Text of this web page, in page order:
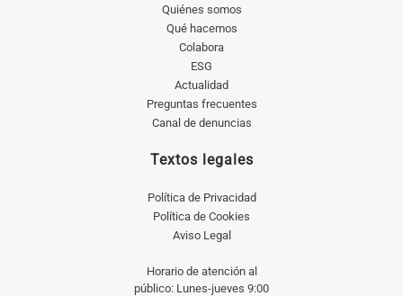
Quiénes somos
Qué hacemos
Colabora
ESG
Actualidad
Preguntas frecuentes
Canal de denuncias
Textos legales
Política de Privacidad
Política de Cookies
Aviso Legal
Horario de atención al
público: Lunes-jueves 9:00